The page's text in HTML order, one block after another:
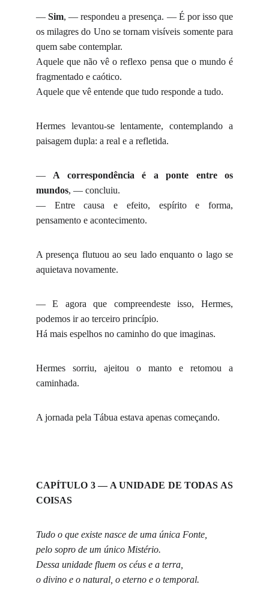
—Sim, — respondeu a presença. — É por isso que
os milagres do Uno se tornam visíveis somente para
quem sabe contemplar.
Aquele que não vê o reflexo pensa que o mundo é
fragmentado e caótico.
Aquele que vê entende que tudo responde a tudo.
Hermes levantou-se lentamente, contemplando a
paisagem dupla: a real e a refletida.
— A correspondência é a ponte entre os
mundos, — concluiu.
— Entre causa e efeito, espírito e forma,
pensamento e acontecimento.
A presença flutuou ao seu lado enquanto o lago se
aquietava novamente.
— E agora que compreendeste isso, Hermes,
podemos ir ao terceiro princípio.
Há mais espelhos no caminho do que imaginas.
Hermes sorriu, ajeitou o manto e retomou a
caminhada.
A jornada pela Tábua estava apenas começando.
CAPÍTULO 3 — A UNIDADE DE TODAS AS
COISAS
Tudo o que existe nasce de uma única Fonte,
pelo sopro de um único Mistério.
Dessa unidade fluem os céus e a terra,
o divino e o natural, o eterno e o temporal.